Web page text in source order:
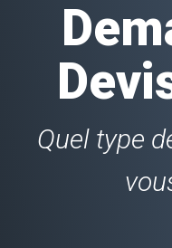
Quel type